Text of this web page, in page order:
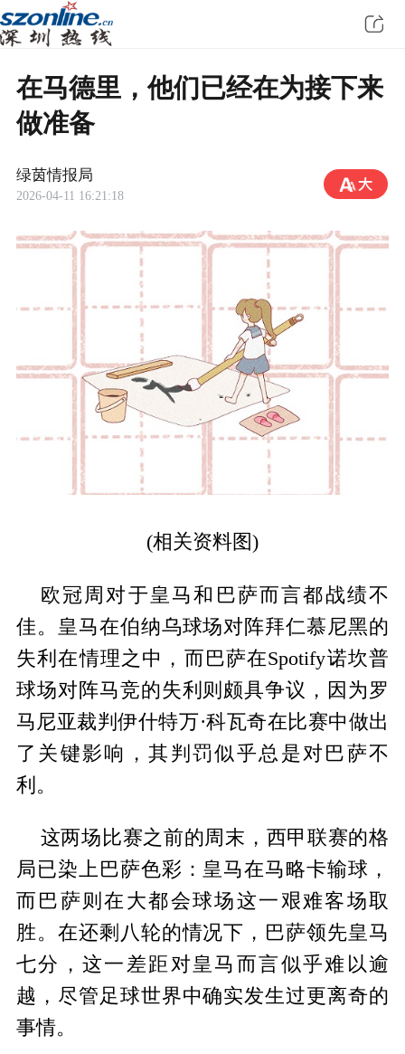
在马德里，他们已经在为接下来
做准备
绿茵情报局
2026-04-11 16:21:18
(相关资料图)
欧冠周对于皇马和巴萨而言都战绩不
佳。皇马在伯纳乌球场对阵拜仁慕尼黑的
失利在情理之中，而巴萨在Spotify诺坎普
球场对阵马竞的失利则颇具争议，因为罗
马尼亚裁判伊什特万·科瓦奇在比赛中做出
了关键影响，其判罚似乎总是对巴萨不
利。
这两场比赛之前的周末，西甲联赛的格
局已染上巴萨色彩：皇马在马略卡输球，
而巴萨则在大都会球场这一艰难客场取
胜。在还剩八轮的情况下，巴萨领先皇马
七分，这一差距对皇马而言似乎难以逾
越，尽管足球世界中确实发生过更离奇的
事情。